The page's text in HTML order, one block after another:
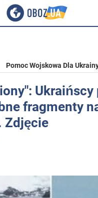
Pomoc Wojskowa Dla
fragmenty
Zdjęcie